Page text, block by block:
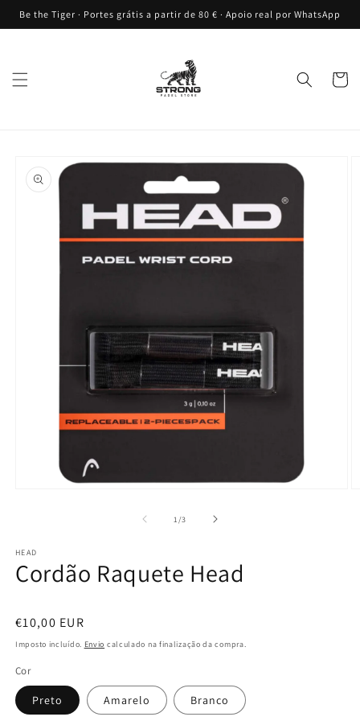
para o
conteúdo
Be the Tiger · Portes grátis a partir de 80 € · Apoio real por WhatsApp
informação
do produto
modal
1/de
3
HEAD
Cordão Raquete Head
Preço
normal
€10,00 EUR
Imposto incluído. Envio calculado na finalização da compra.
Cor
Preto Amarelo Branco